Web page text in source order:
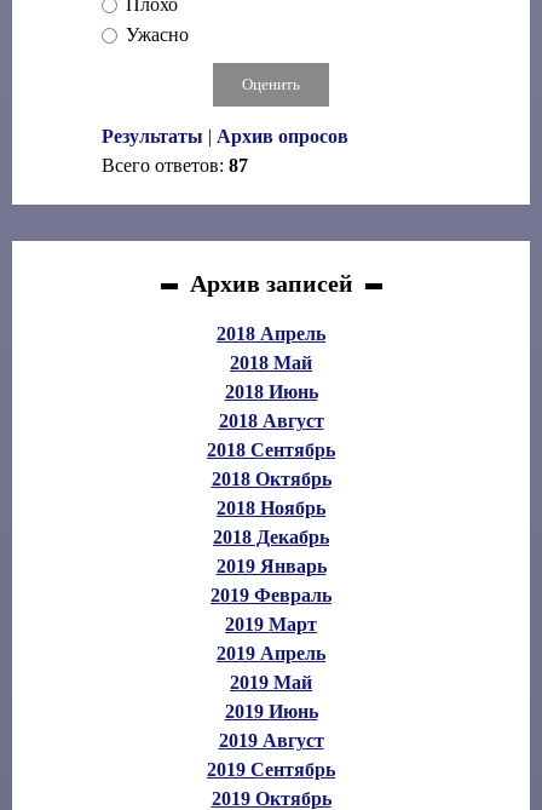
Плохо
Ужасно
Результаты | Архив опросов
Всего ответов: 87
Архив записей
2018 Апрель
2018 Май
2018 Июнь
2018 Август
2018 Сентябрь
2018 Октябрь
2018 Ноябрь
2018 Декабрь
2019 Январь
2019 Февраль
2019 Март
2019 Апрель
2019 Май
2019 Июнь
2019 Август
2019 Сентябрь
2019 Октябрь